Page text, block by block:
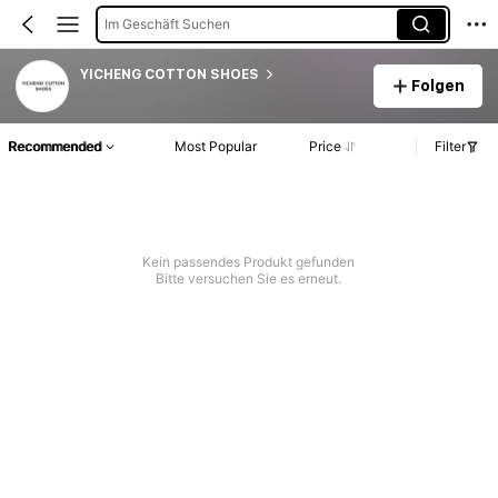
Im Geschäft Suchen
YICHENG COTTON SHOES
Folgen
Recommended Most Popular Price Filter
Kein passendes Produkt gefunden
Bitte versuchen Sie es erneut.